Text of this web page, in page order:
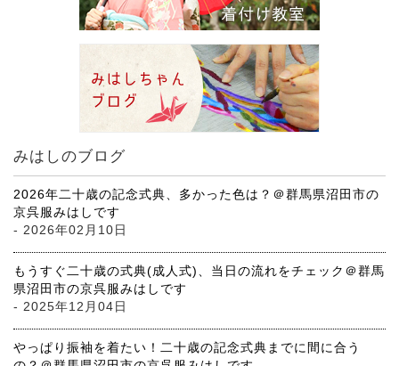
みはしのブログ
2026年二十歳の記念式典、多かった色は？＠群馬県沼田市の
京呉服みはしです
- 2026年02月10日
もうすぐ二十歳の式典(成人式)、当日の流れをチェック＠群馬
県沼田市の京呉服みはしです
- 2025年12月04日
やっぱり振袖を着たい！二十歳の記念式典までに間に合う